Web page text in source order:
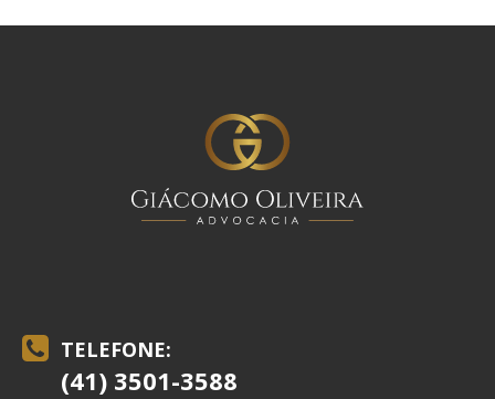
TELEFONE:
(41) 3501-3588